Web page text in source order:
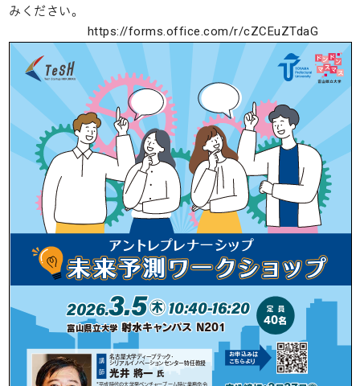
みください。
https://forms.office.com/r/cZCEuZTdaG